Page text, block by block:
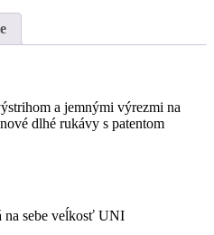
a jemnými výrezmi na
dlhé rukávy s patentom
na sebe veĺkosť UNI